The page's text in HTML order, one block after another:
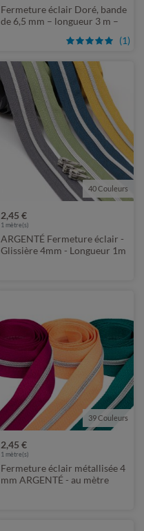
(1)
Fermeture éclair Doré, bande
de 6,5 mm – longueur 3 m –
40 Couleurs
2,45 €
1 mètre(s)
ARGENTÉ Fermeture éclair -
Glissière 4mm - Longueur 1m
39 Couleurs
2,45 €
1 mètre(s)
Fermeture éclair métallisée 4
mm ARGENTÉ - au mètre